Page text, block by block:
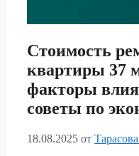
Стоимость
квартиры 37
факторы
советы по
18.08.2025 от